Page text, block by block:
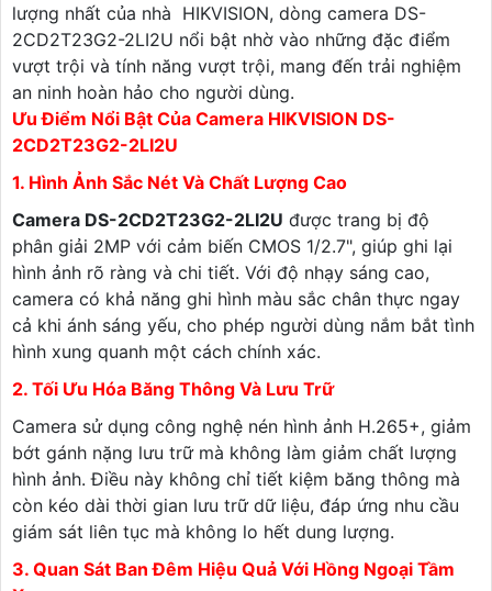
lượng nhất của nhà HIKVISION, dòng camera DS-
2CD2T23G2-2LI2U nổi bật nhờ vào những đặc điểm
vượt trội và tính năng vượt trội, mang đến trải nghiệm
an ninh hoàn hảo cho người dùng.
Ưu Điểm Nổi Bật Của Camera HIKVISION DS-
2CD2T23G2-2LI2U
1. Hình Ảnh Sắc Nét Và Chất Lượng Cao
Camera DS-2CD2T23G2-2LI2U được trang bị độ
phân giải 2MP với cảm biến CMOS 1/2.7", giúp ghi lại
hình ảnh rõ ràng và chi tiết. Với độ nhạy sáng cao,
camera có khả năng ghi hình màu sắc chân thực ngay
cả khi ánh sáng yếu, cho phép người dùng nắm bắt tình
hình xung quanh một cách chính xác.
2. Tối Ưu Hóa Băng Thông Và Lưu Trữ
Camera sử dụng công nghệ nén hình ảnh H.265+, giảm
bớt gánh nặng lưu trữ mà không làm giảm chất lượng
hình ảnh. Điều này không chỉ tiết kiệm băng thông mà
còn kéo dài thời gian lưu trữ dữ liệu, đáp ứng nhu cầu
giám sát liên tục mà không lo hết dung lượng.
3. Quan Sát Ban Đêm Hiệu Quả Với Hồng Ngoại Tầm